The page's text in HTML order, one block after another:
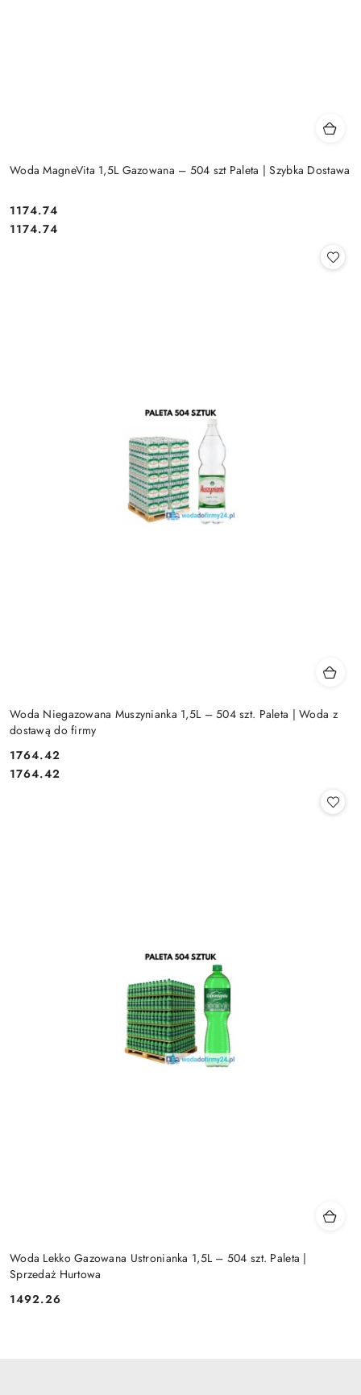
Woda MagneVita 1,5L Gazowana – 504 szt Paleta | Szybka Dostawa
Cena:
1174.74
Cena:
1174.74
Woda Niegazowana Muszynianka 1,5L – 504 szt. Paleta | Woda z
dostawą do firmy
Cena:
1764.42
Cena:
1764.42
Woda Lekko Gazowana Ustronianka 1,5L – 504 szt. Paleta |
Sprzedaż Hurtowa
Cena:
1492.26